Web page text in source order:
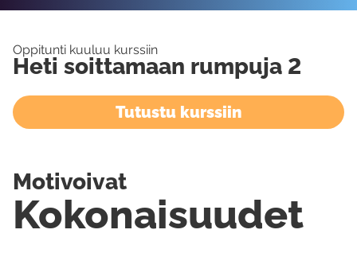
Oppitunti kuuluu kurssiin
Heti soittamaan rumpuja 2
Tutustu kurssiin
Kokonaisuudet
Motivoivat